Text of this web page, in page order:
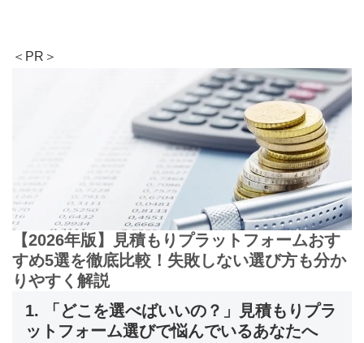
＜PR＞
【2026年版】見積もりプラットフォームおす
すめ5選を徹底比較！失敗しない選び方も分か
りやすく解説
1. 「どこを選べばいいの？」見積もりプラ
ットフォーム選びで悩んでいるあなたへ